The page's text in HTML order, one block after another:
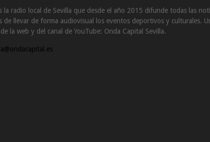
la radio local de Sevilla que desde el año 2015 difunde todas las
de llevar de forma audiovisual los eventos deportivos y culturales.
la web y del canal de YouTube: Onda Capital Sevilla.